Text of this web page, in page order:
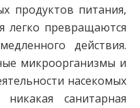
продуктов питания,
легко превращаются
действия.
микроорганизмы и
насекомых
санитарная